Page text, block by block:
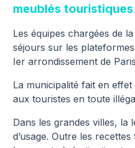
meublés
Les équipes chargées de
séjours sur les
Ier arrondissement de
La municipalité fait en
aux touristes en toute
Dans les grandes villes, la
d’usage. Outre les